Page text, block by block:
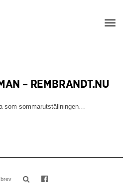
Visa
– REMBRANDT.NU
som sommarutställningen…